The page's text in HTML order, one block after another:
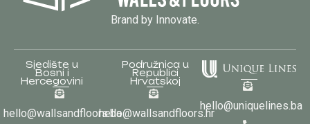
Brand by Innovate.
Sjedište u
Bosni i
Hercegovini
hello@wallsandfloors.ba
Podružnica u
Republici
Hrvatskoj
hello@wallsandfloors.hr
hello@uniquelines.ba